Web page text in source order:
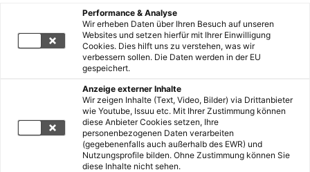
Performance & Analyse
Wir erheben Daten über Ihren Besuch auf unseren
Websites und setzen hierfür mit Ihrer Einwilligung
Cookies. Dies hilft uns zu verstehen, was wir
verbessern sollen. Die Daten werden in der EU
gespeichert.
Anzeige externer Inhalte
Wir zeigen Inhalte (Text, Video, Bilder) via Drittanbieter
wie Youtube, Issuu etc. Mit Ihrer Zustimmung können
diese Anbieter Cookies setzen, Ihre
personenbezogenen Daten verarbeiten
(gegebenenfalls auch außerhalb des EWR) und
Nutzungsprofile bilden. Ohne Zustimmung können Sie
diese Inhalte nicht sehen.